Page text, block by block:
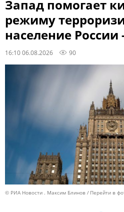
Запад помогает
режиму
население
16:10 06.08.2026 90
© РИА Новости . Максим Блинов Перейти в